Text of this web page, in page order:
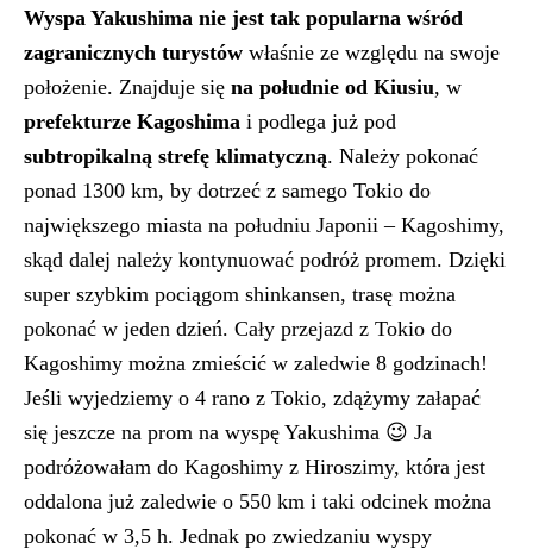
Wyspa Yakushima nie jest tak popularna wśród
zagranicznych turystów właśnie ze względu na swoje
położenie. Znajduje się na południe od Kiusiu, w
prefekturze Kagoshima i podlega już pod
subtropikalną strefę klimatyczną. Należy pokonać
ponad 1300 km, by dotrzeć z samego Tokio do
największego miasta na południu Japonii – Kagoshimy,
skąd dalej należy kontynuować podróż promem. Dzięki
super szybkim pociągom shinkansen, trasę można
pokonać w jeden dzień. Cały przejazd z Tokio do
Kagoshimy można zmieścić w zaledwie 8 godzinach!
Jeśli wyjedziemy o 4 rano z Tokio, zdążymy załapać
się jeszcze na prom na wyspę Yakushima 😉 Ja
podróżowałam do Kagoshimy z Hiroszimy, która jest
oddalona już zaledwie o 550 km i taki odcinek można
pokonać w 3,5 h. Jednak po zwiedzaniu wyspy